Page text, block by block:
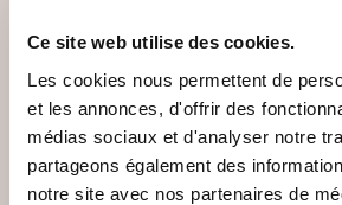
Ce site web utilise des cookies.
Les cookies nous permettent de
et les annonces, d'offrir des
médias sociaux et d'analyser notre
partageons également des
notre site avec nos partenaires de